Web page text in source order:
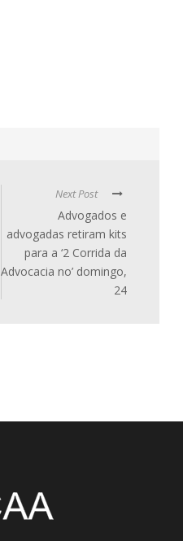
Next Post
Advogados e
advogadas retiram kits
para a ‘2 Corrida da
Advocacia no’ domingo,
24